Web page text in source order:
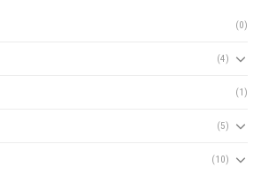
(0)
(4)
(1)
(5)
(10)